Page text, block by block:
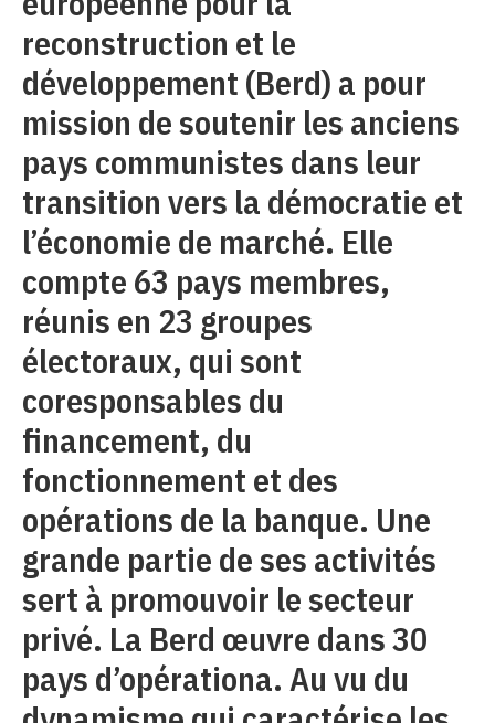
reconstruction et le
développement (Berd) a pour
mission de soutenir les anciens
pays communistes dans leur
transition vers la démocratie et
l’économie de marché. Elle
compte 63 pays membres,
réunis en 23 groupes
électoraux, qui sont
coresponsables du
financement, du
fonctionnement et des
opérations de la banque. Une
grande partie de ses activités
sert à promouvoir le secteur
privé. La Berd œuvre dans 30
pays d’opérationa. Au vu du